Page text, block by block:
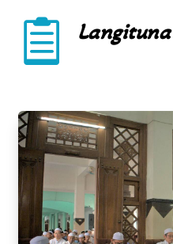
 Langituna